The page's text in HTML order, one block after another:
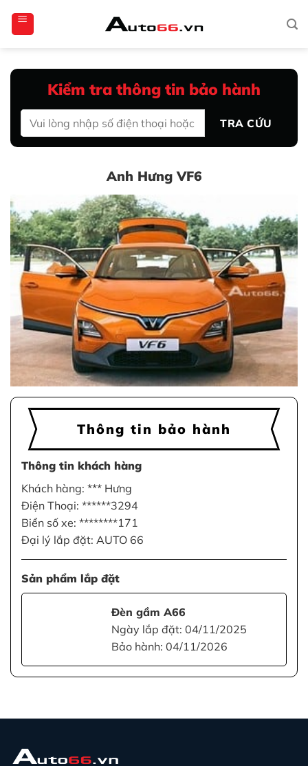
qua
Kiểm tra thông tin bảo hành
TRA CỨU
Anh Hưng VF6
Thông tin bảo hành
Thông tin khách hàng
Khách hàng: *** Hưng
Điện Thoại: ******3294
Biển số xe: ********171
Đại lý lắp đặt: AUTO 66
Sản phẩm lắp đặt
Đèn gầm A66
Ngày lắp đặt: 04/11/2025
Bảo hành: 04/11/2026